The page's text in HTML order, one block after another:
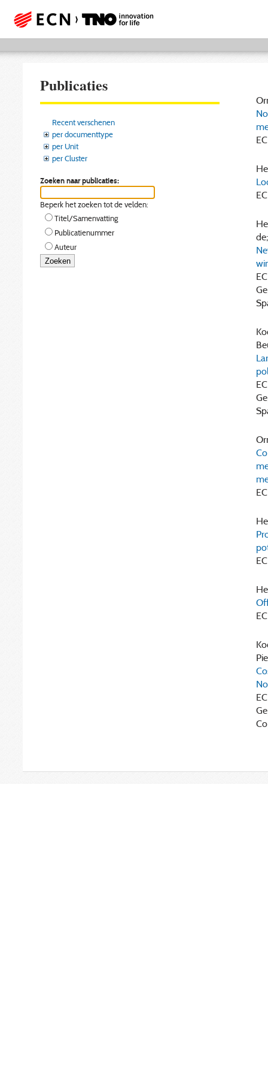
Publicaties
Recent verschenen
per documenttype
per Unit
per Cluster
Zoeken naar publicaties:
Beperk het zoeken tot de velden:
Titel/Samenvatting
Publicatienummer
Auteur